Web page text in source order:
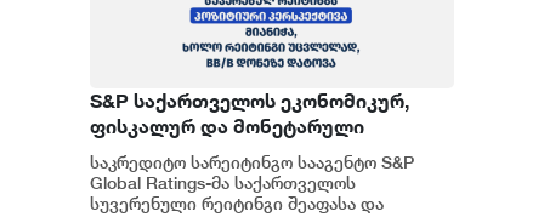
S&P საქართველოს ეკონომიკურ,
ფისკალურ და მონეტარული
პოლიტიკის ჩარჩოს კვლავ
გონივრულად და წინდახედულად
აფასებს
საკრედიტო სარეიტინგო სააგენტო S&P
Global Ratings-მა საქართველოს
სუვერენული რეიტინგი შეაფასა და